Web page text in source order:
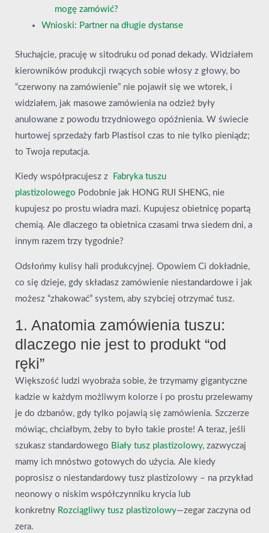
mogę zamówić?
Wnioski: Partner na długie dystanse
Słuchajcie, pracuję w sitodruku od ponad dekady. Widziałem
kierowników produkcji rwących sobie włosy z głowy, bo
“czerwony na zamówienie” nie pojawił się we wtorek, i
widziałem, jak masowe zamówienia na odzież były
anulowane z powodu trzydniowego opóźnienia. W świecie
hurtowej sprzedaży farb Plastisol czas to nie tylko pieniądz;
to Twoja reputacja.
Kiedy współpracujesz z
Fabryka tuszu
plastizolowego Podobnie jak HONG RUI SHENG, nie
kupujesz po prostu wiadra mazi. Kupujesz obietnicę popartą
chemią. Ale dlaczego ta obietnica czasami trwa siedem dni, a
innym razem trzy tygodnie?
Odsłońmy kulisy hali produkcyjnej. Opowiem Ci dokładnie,
co się dzieje, gdy składasz zamówienie niestandardowe i jak
możesz “zhakować” system, aby szybciej otrzymać tusz.
1. Anatomia zamówienia tuszu:
dlaczego nie jest to produkt “od
ręki”
Większość ludzi wyobraża sobie, że trzymamy gigantyczne
kadzie w każdym możliwym kolorze i po prostu przelewamy
je do dzbanów, gdy tylko pojawią się zamówienia. Szczerze
mówiąc, chciałbym, żeby to było takie proste! A teraz, jeśli
szukasz standardowego Biały tusz plastizolowy, zazwyczaj
mamy ich mnóstwo gotowych do użycia. Ale kiedy
poprosisz o niestandardowy tusz plastizolowy – na przykład
neonowy o niskim współczynniku krycia lub
konkretny Rozciągliwy tusz plastizolowy—zegar zaczyna od
zera.